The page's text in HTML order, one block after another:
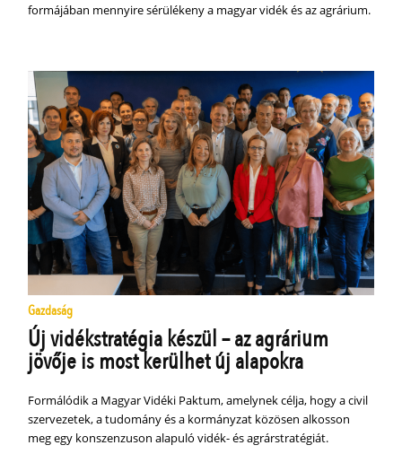
formájában mennyire sérülékeny a magyar vidék és az agrárium.
Gazdaság
Új vidékstratégia készül – az agrárium
jövője is most kerülhet új alapokra
Formálódik a Magyar Vidéki Paktum, amelynek célja, hogy a civil
szervezetek, a tudomány és a kormányzat közösen alkosson
meg egy konszenzuson alapuló vidék- és agrárstratégiát.